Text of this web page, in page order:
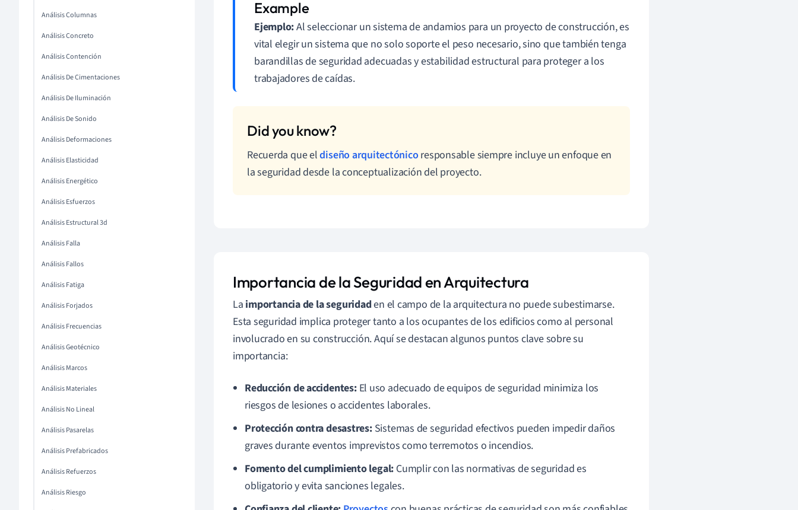
Análisis Columnas
Análisis Concreto
Análisis Contención
Análisis De Cimentaciones
Análisis De Iluminación
Análisis De Sonido
Análisis Deformaciones
Análisis Elasticidad
Análisis Energético
Análisis Esfuerzos
Análisis Estructural 3d
Análisis Falla
Análisis Fallos
Análisis Fatiga
Análisis Forjados
Análisis Frecuencias
Análisis Geotécnico
Análisis Marcos
Análisis Materiales
Análisis No Lineal
Análisis Pasarelas
Análisis Prefabricados
Análisis Refuerzos
Análisis Riesgo
Ejemplo:Al seleccionar un sistema de andamios para un proyecto de construcción, es
vital elegir un sistema que no solo soporte el peso necesario, sino que también tenga
barandillas de seguridad adecuadas y estabilidad estructural para proteger a los
trabajadores de caídas.
Recuerda que eldiseño arquitectónicoresponsable siempre incluye un enfoque en
la seguridad desde la conceptualización del proyecto.
Importancia de la Seguridad en Arquitectura
La importancia de la seguridaden el campo de la arquitectura no puede subestimarse.
Esta seguridad implica proteger tanto a los ocupantes de los edificios como al personal
involucrado en su construcción. Aquí se destacan algunos puntos clave sobre su
importancia:
Reducción de accidentes:El uso adecuado de equipos de seguridad minimiza los
riesgos de lesiones o accidentes laborales.
Protección contra desastres:Sistemas de seguridad efectivos pueden impedir daños
graves durante eventos imprevistos como terremotos o incendios.
Fomento del cumplimiento legal: Cumplir con las normativas de seguridad es
obligatorio y evita sanciones legales.